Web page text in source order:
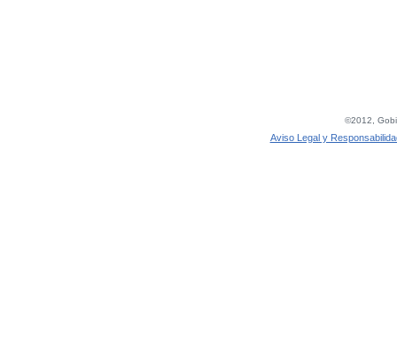
©2012,
Aviso Legal y